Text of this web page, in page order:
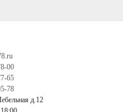
00
65
78
д.12